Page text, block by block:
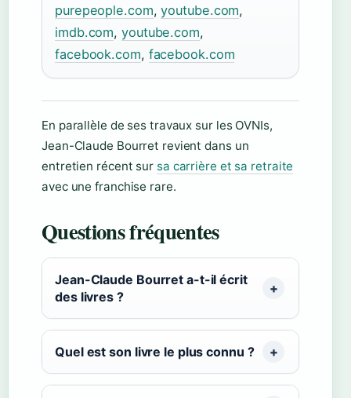
purepeople.com,youtube.com,
imdb.com,youtube.com,
facebook.com, facebook.com
En parallèle de ses travaux sur les OVNIs,
Jean-Claude Bourret revient dans un
entretien récent sur sa carrière et sa retraite
avec une franchise rare.
Questions fréquentes
Jean-Claude Bourret a-t-il écrit
des livres ?
Quel est son livre le plus connu ?